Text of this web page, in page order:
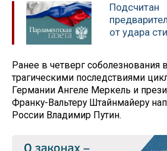
Подсчитан
от удара
Ранее в четверг соболезнования
трагическими последствиями
Германии Ангеле Меркель и
Франку-Вальтеру Штайнмайеру
России Владимир Путин.